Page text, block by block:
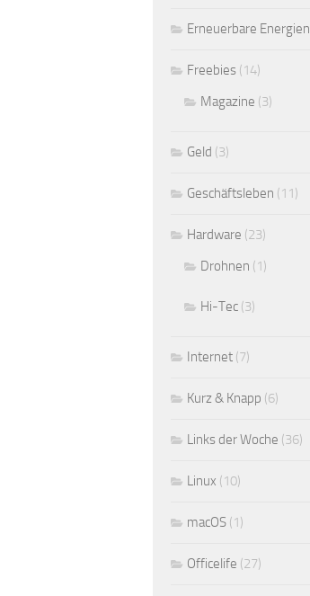
Erneuerbare Energien
Freebies (14)
Magazine (3)
Geld (3)
Geschäftsleben (11)
Hardware (23)
Drohnen (1)
Hi-Tec (3)
Internet (7)
Kurz & Knapp (6)
Links der Woche (36)
Linux (10)
macOS (1)
Officelife (27)